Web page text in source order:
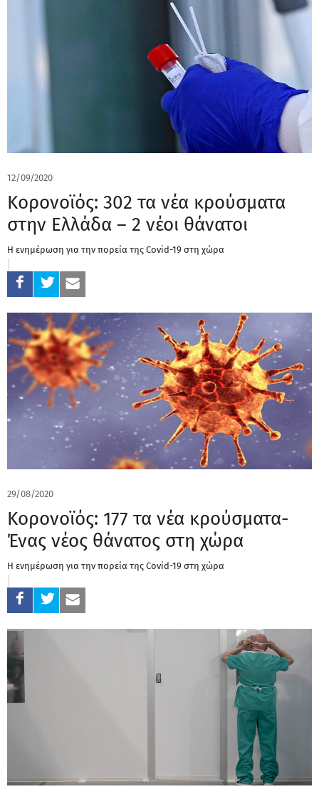
12/09/2020
Κορονοϊός: 302 τα νέα κρούσματα
στην Ελλάδα – 2 νέοι θάνατοι
Η ενημέρωση για την πορεία της Covid-19 στη χώρα
29/08/2020
Κορονοϊός: 177 τα νέα κρούσματα-
Ένας νέος θάνατος στη χώρα
Η ενημέρωση για την πορεία της Covid-19 στη χώρα